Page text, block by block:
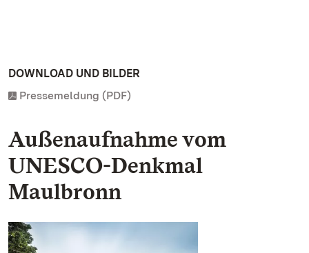
DOWNLOAD UND BILDER
Pressemeldung (PDF)
Außenaufnahme vom
UNESCO-Denkmal
Maulbronn